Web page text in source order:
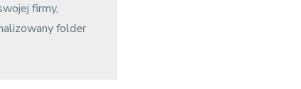
firmy,
folder